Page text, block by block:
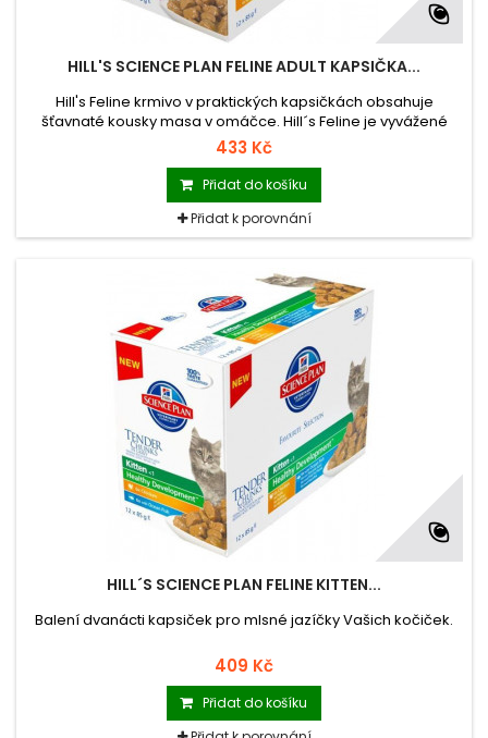
HILL'S SCIENCE PLAN FELINE ADULT KAPSIČKA...
Hill's Feline krmivo v praktických kapsičkách obsahuje
šťavnaté kousky masa v omáčce. Hill´s Feline je vyvážené
krmivo, které obsahuje správnou kombinaci vitamínů a
minerálů nezbytných pro dlouhý a zdravý kočičí život.
433 Kč
Přidat do košíku
Přidat k porovnání
HILL´S SCIENCE PLAN FELINE KITTEN...
Balení dvanácti kapsiček pro mlsné jazíčky Vašich kočiček.
409 Kč
Přidat do košíku